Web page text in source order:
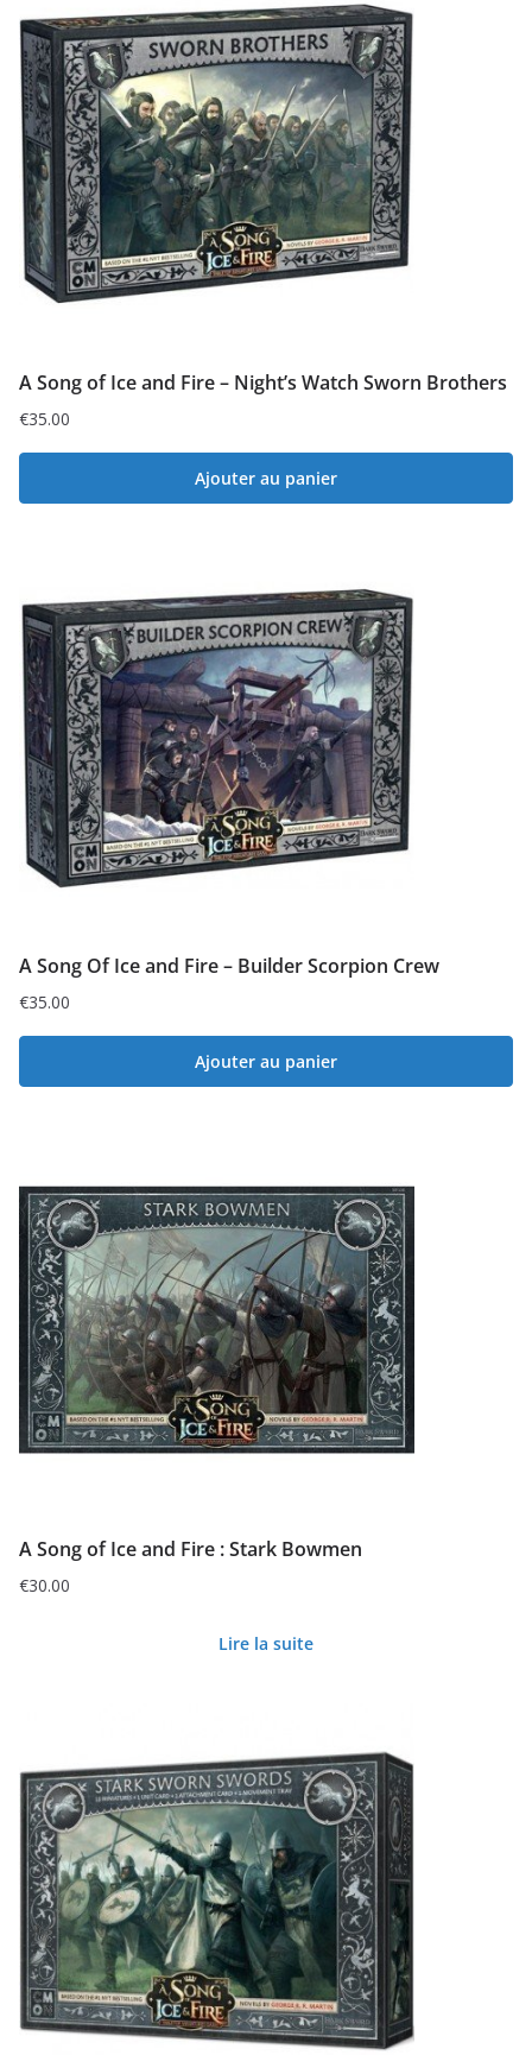
A Song of Ice and Fire – Night’s Watch Sworn Brothers
€35.00
Ajouter au panier
A Song Of Ice and Fire – Builder Scorpion Crew
€35.00
Ajouter au panier
A Song of Ice and Fire : Stark Bowmen
€30.00
Lire la suite